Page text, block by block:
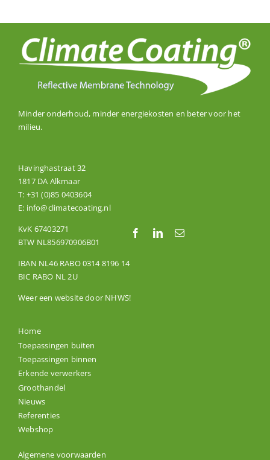
Minder onderhoud, minder energiekosten en beter voor het
milieu.
Home
Toepassingen buiten
Toepassingen binnen
Erkende verwerkers
Groothandel
Nieuws
Referenties
Webshop
Algemene voorwaarden
Havinghastraat 32
1817 DA Alkmaar
T: +31 (0)85 0403604
E: info@climatecoating.nl
KvK 67403271
BTW NL856970906B01
IBAN NL46 RABO 0314 8196 14
BIC RABO NL 2U
Weer een website door NHWS!